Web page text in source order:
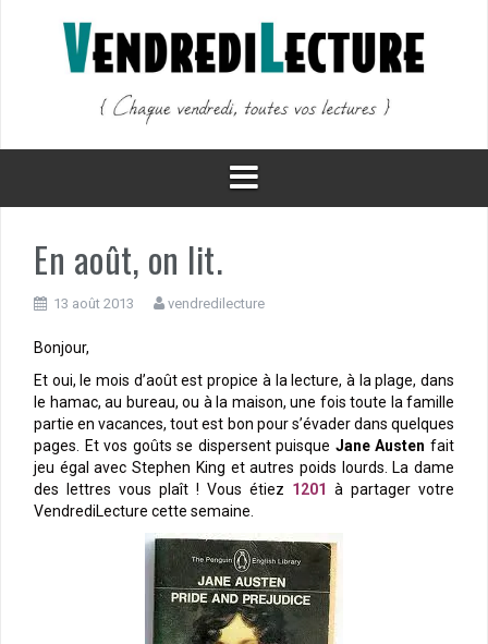
En août, on lit.
13 août 2013 vendredilecture
Bonjour,
Et oui, le mois d’août est propice à la lecture, à la plage, dans
le hamac, au bureau, ou à la maison, une fois toute la famille
partie en vacances, tout est bon pour s’évader dans quelques
pages. Et vos goûts se dispersent puisque Jane Austen fait
jeu égal avec Stephen King et autres poids lourds. La dame
des lettres vous plaît ! Vous étiez 1201 à partager votre
VendrediLecture cette semaine.